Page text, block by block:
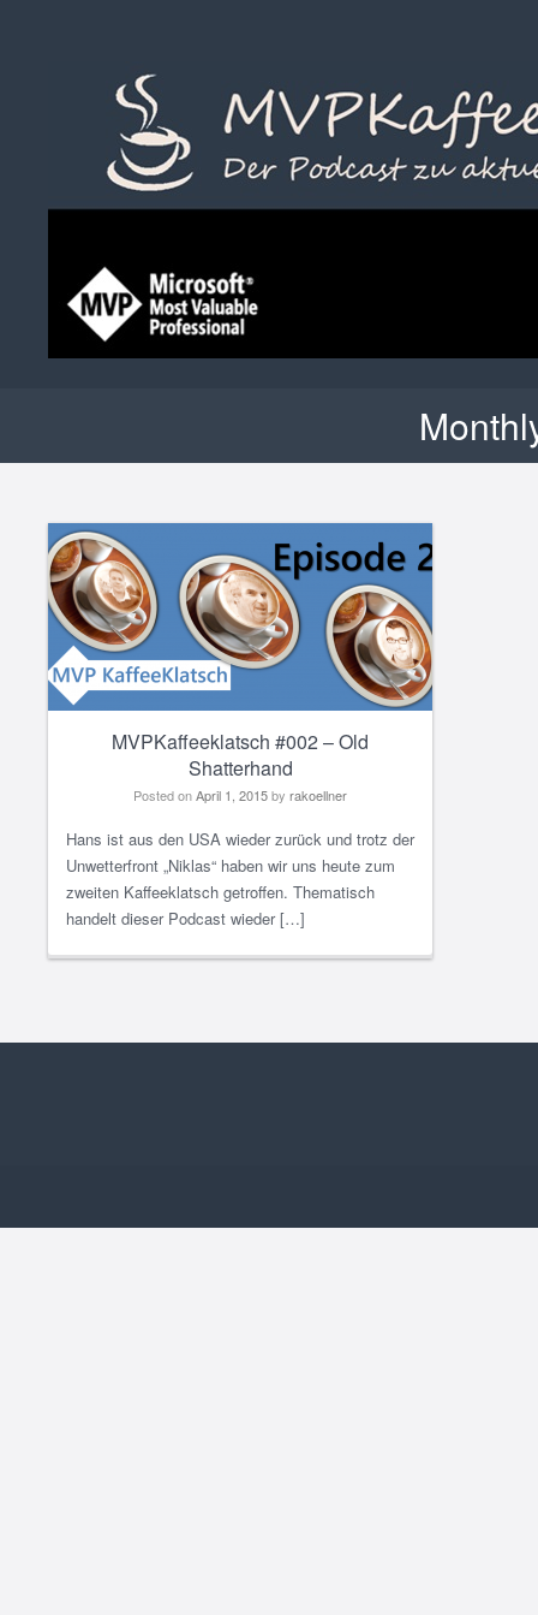
MVPKaffeeklatsch #002 – Old
Shatterhand
Posted onApril 1, 2015by rakoellner
Hans ist aus den USA wieder zurück und trotz der
Unwetterfront „Niklas“ haben wir uns heute zum
zweiten Kaffeeklatsch getroffen. Thematisch
handelt dieser Podcast wieder […]